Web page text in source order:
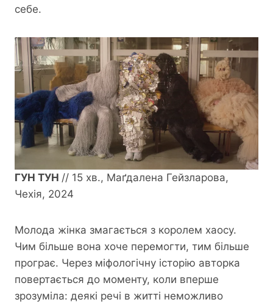
себе.
ГУН ТУН // 15 хв., Маґдалена Гейзларова,
Чехія, 2024
Молода жінка змагається з королем хаосу.
Чим більше вона хоче перемогти, тим більше
програє. Через міфологічну історію авторка
повертається до моменту, коли вперше
зрозуміла: деякі речі в житті неможливо